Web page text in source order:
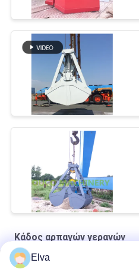
Κάδος αρπαγών γερανών
8m³ Ασύρματο τηλεχειριστήριο
Elva